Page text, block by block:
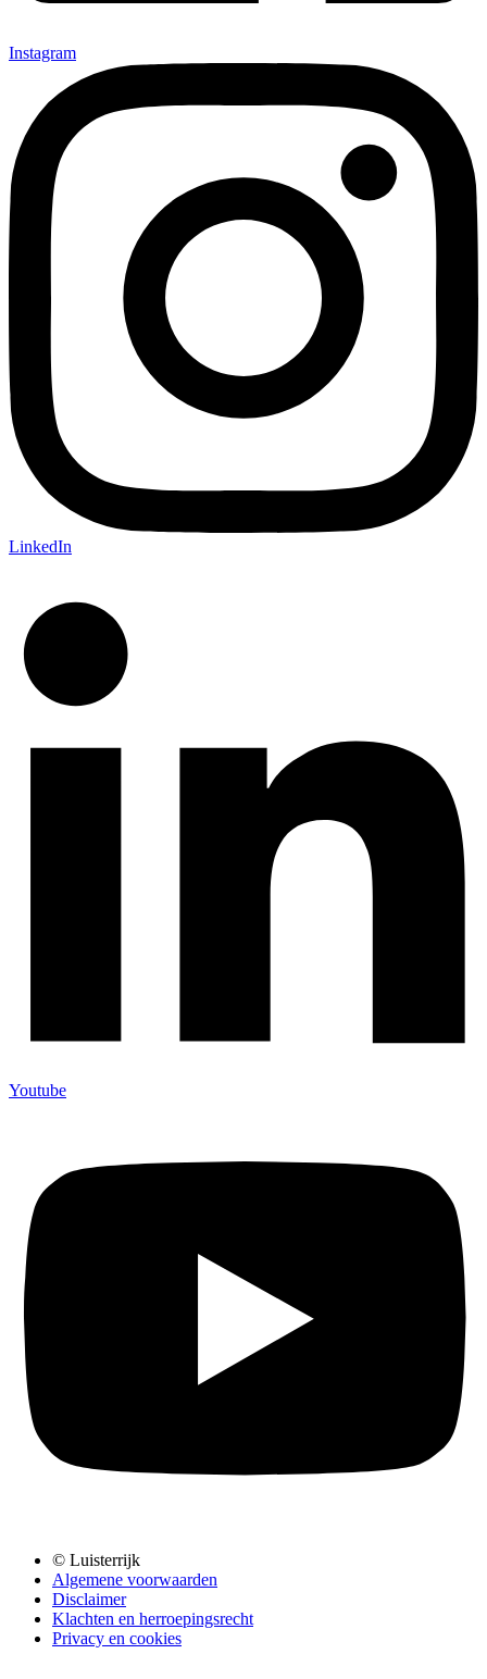
Instagram
LinkedIn
Youtube
© Luisterrijk
Algemene voorwaarden
Disclaimer
Klachten en herroepingsrecht
Privacy en cookies